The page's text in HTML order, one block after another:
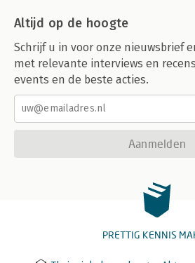
Altijd op de hoogte
Schrijf u in voor onze nieuwsbrief
met relevante interviews en
events en de beste acties.
Aanmelden
PRETTIG KENNIS